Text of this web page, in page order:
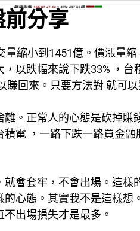
前分享
縮小到1451億。價漲量
以跌幅來說下跌33% ，台
回來。只要方法對 就可以
。正常人的心態是砍掉賺
電 ，一路下跌一路買金
會套牢，不會出場。這樣
心態。其實我不是這樣想
出場損失才是最多。